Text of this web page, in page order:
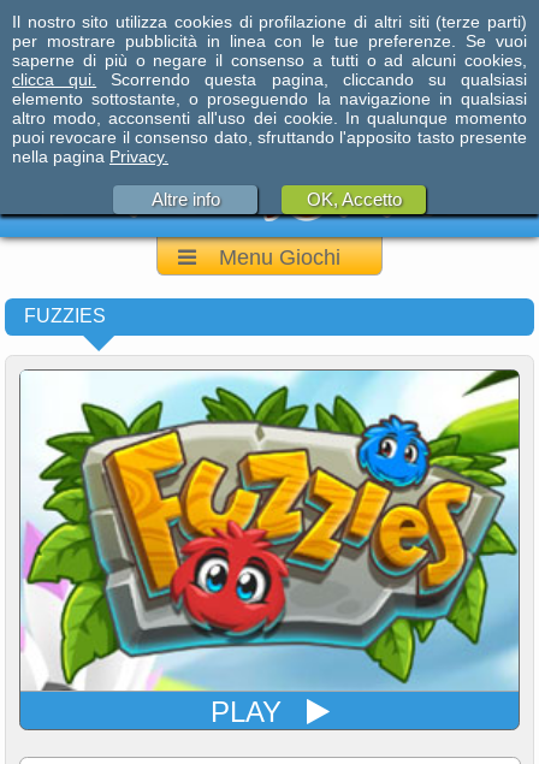
Menu Giochi
FUZZIES
PLAY
Il nostro sito utilizza cookies di profilazione di altri siti (terze parti)
per mostrare pubblicità in linea con le tue preferenze. Se vuoi
saperne di più o negare il consenso a tutti o ad alcuni cookies,
clicca qui.
Scorrendo questa pagina, cliccando su qualsiasi
elemento sottostante, o proseguendo la navigazione in qualsiasi
altro modo, acconsenti all'uso dei cookie. In qualunque momento
puoi revocare il consenso dato, sfruttando l'apposito tasto presente
nella pagina Privacy.
Altre info OK, Accetto